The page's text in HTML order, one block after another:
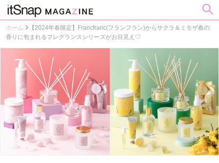
ホーム
【2024年春限定】Francfranc(フランフラン)からサクラ＆ミモザ春の
香りに包まれるフレグランスシリーズがお目見え♡